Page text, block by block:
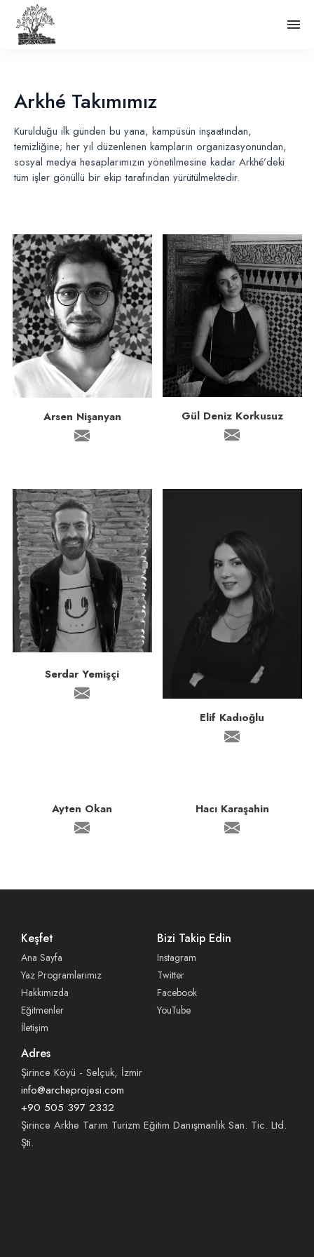
Arkhé Takımımız
Kurulduğu ilk günden bu yana, kampüsün inşaatından,
temizliğine; her yıl düzenlenen kampların organizasyonundan,
sosyal medya hesaplarımızın yönetilmesine kadar Arkhé’deki
tüm işler gönüllü bir ekip tarafından yürütülmektedir.
Arsen Nişanyan Gül Deniz Korkusuz
Serdar Yemişçi
Elif Kadıoğlu
Ayten Okan Hacı Karaşahin
Keşfet
Ana Sayfa
Yaz Programlarımız
Hakkımızda
Eğitmenler
İletişim
Bizi Takip Edin
Instagram
Twitter
Facebook
YouTube
Adres
Şirince Köyü - Selçuk, İzmir
info@archeprojesi.com
+90 505 397 2332
Şirince Arkhe Tarım Turizm Eğitim Danışmanlık San. Tic. Ltd.
Şti.